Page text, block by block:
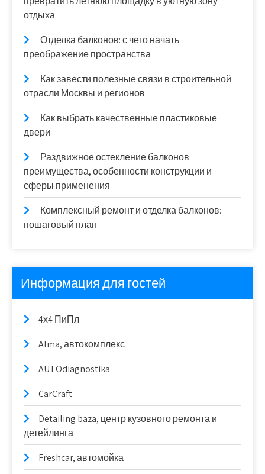
отдыха
Отделка балконов: с чего начать
преображение пространства
Как завести полезные связи в строительной
отрасли Москвы и регионов
Как выбрать качественные пластиковые
двери
Раздвижное остекление балконов:
преимущества, особенности конструкции и
сферы применения
Комплексный ремонт и отделка балконов:
пошаговый план
Информация для гостей
4х4 ПиПл
Alma, автокомплекс
AUTOdiagnostika
CarCraft
Detailing baza, центр кузовного ремонта и
детейлинга
Freshcar, автомойка